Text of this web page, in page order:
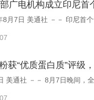
广电机构成立印尼首
印尼雅加达
获“优质蛋白质”评级
广州2026年8月7日